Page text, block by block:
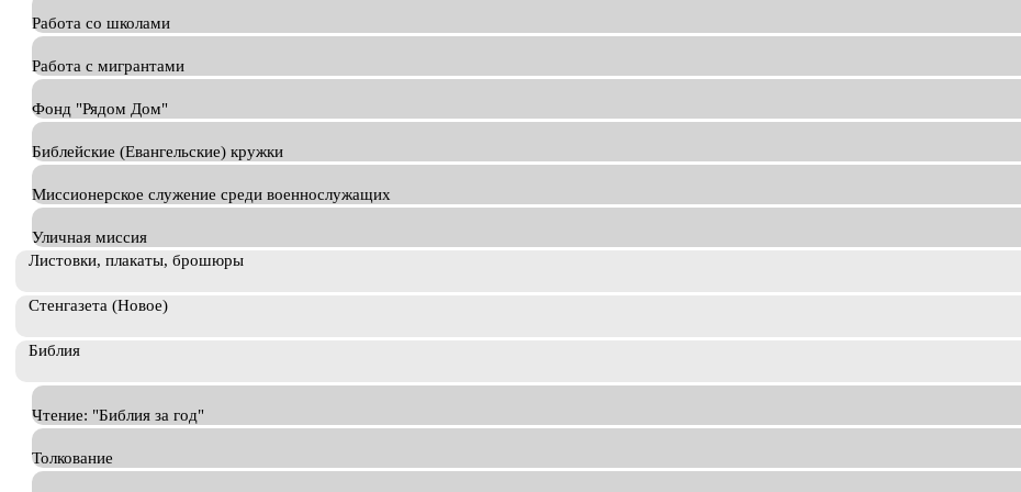
Работа со школами
Работа с мигрантами
Фонд "Рядом Дом"
Библейские (Евангельские) кружки
Миссионерское служение среди военнослужащих
Уличная миссия
Листовки, плакаты, брошюры
Стенгазета (Новое)
Библия
Чтение: "Библия за год"
Толкование